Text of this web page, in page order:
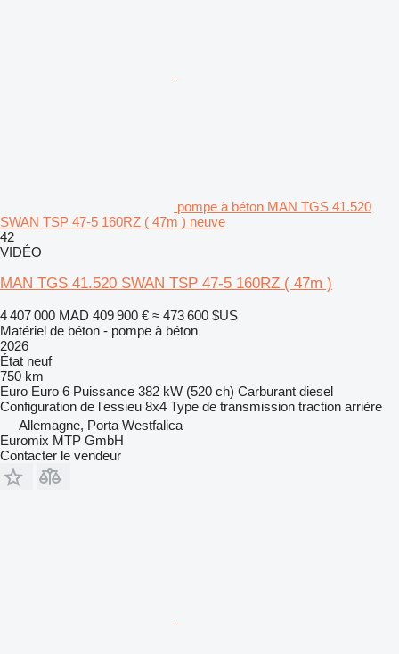
pompe à béton MAN TGS 41.520
SWAN TSP 47-5 160RZ ( 47m ) neuve
42
VIDÉO
MAN TGS 41.520 SWAN TSP 47-5 160RZ ( 47m )
4 407 000 MAD 409 900 € ≈ 473 600 $US
Matériel de béton - pompe à béton
2026
État neuf
750 km
Euro Euro 6 Puissance 382 kW (520 ch) Carburant diesel
Configuration de l'essieu 8x4 Type de transmission traction arrière
Allemagne, Porta Westfalica
Euromix MTP GmbH
Contacter le vendeur